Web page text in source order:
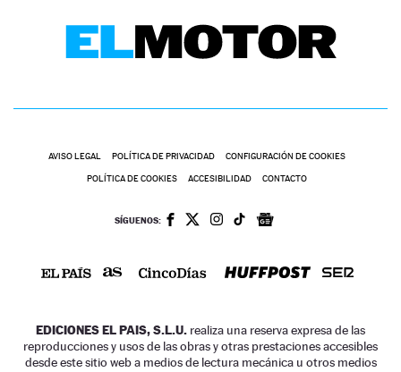
AVISO LEGAL POLÍTICA DE PRIVACIDAD CONFIGURACIÓN DE COOKIES
POLÍTICA DE COOKIES ACCESIBILIDAD CONTACTO
SÍGUENOS:
EDICIONES EL PAIS, S.L.U. realiza una reserva expresa de las
reproducciones y usos de las obras y otras prestaciones accesibles
desde este sitio web a medios de lectura mecánica u otros medios